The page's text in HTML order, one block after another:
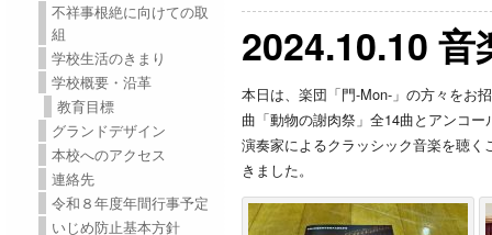
不祥事根絶に向けての取
組
学校生活のきまり
学校概要・沿革
教育目標
グランドデザイン
本校へのアクセス
連絡先
令和８年度年間行事予定
いじめ防止基本方針
2024.10.10
本日は、楽団「門-Mon-」の方々をお
曲「動物の謝肉祭」全14曲とアンコ
演奏家によるクラッシック音楽を聴
きました。